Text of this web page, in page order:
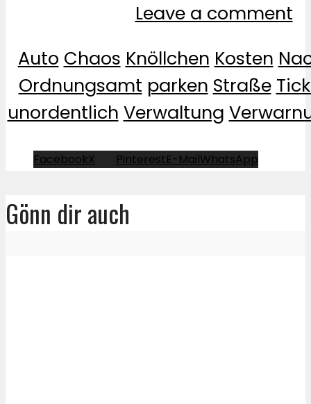
Leave a comment
Auto Chaos Knöllchen Kosten
Ordnungsamt parken Straße
unordentlich Verwaltung
FacebookX PinterestE-MailWhatsApp
Gönn dir auch